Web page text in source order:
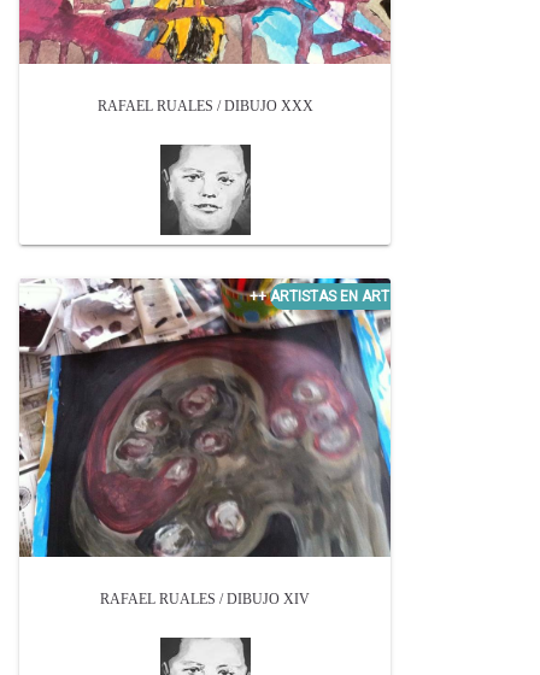
RAFAEL RUALES / DIBUJO XXX
RAFAEL RUALES / DIBUJO XIV